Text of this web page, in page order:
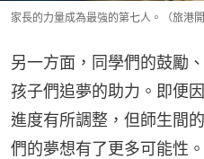
家長的力量成為最強的第七人。（旅港
另一方面，同學們的鼓勵
孩子們追夢的助力。即便
進度有所調整，但師生間
們的夢想有了更多可能性。